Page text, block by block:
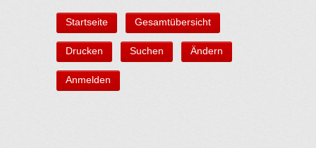
Startseite Gesamtübersicht
Drucken Suchen Ändern
Anmelden